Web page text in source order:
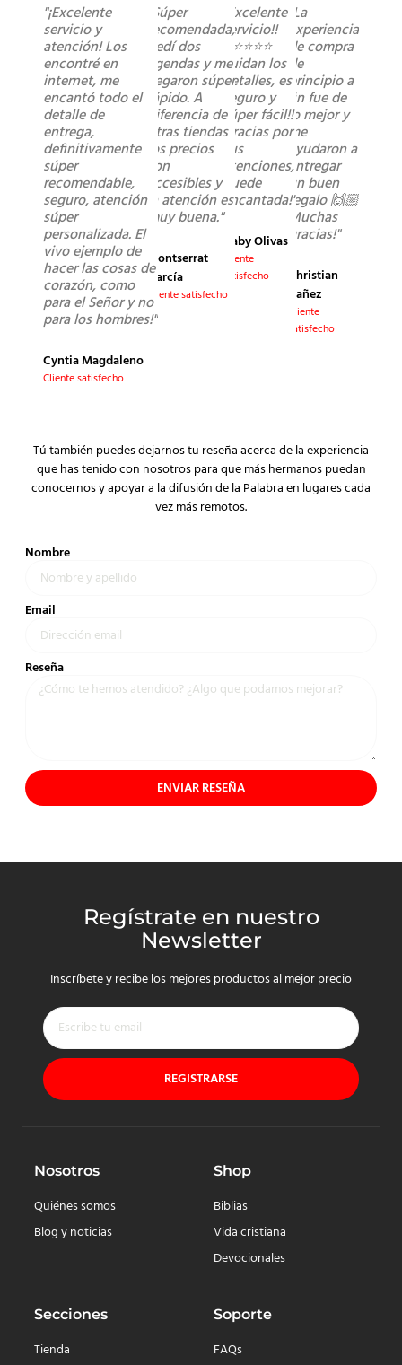
"¡Excelente
servicio y
atención! Los
encontré en
internet, me
encantó todo el
detalle de
entrega,
definitivamente
súper
recomendable,
seguro, atención
súper
personalizada. El
vivo ejemplo de
hacer las cosas de
corazón, como
para el Señor y no
para los hombres!"
Cyntia Magdaleno
Cliente satisfecho
"Súper
recomendada,
pedí dos
agendas y me
llegaron súper
rápido. A
diferencia de
otras tiendas
los precios
son
accesibles y
la atención es
muy buena."
Montserrat
García
Cliente satisfecho
"Excelente
servicio!!
⭐️⭐️⭐️⭐️⭐️
cuidan los
detalles, es
seguro y
súper fácil!!
Gracias por
sus
atenciones,
quede
encantada!"
Gaby Olivas
Cliente
satisfecho
"La
experiencia
de compra
de
principio a
fin fue de
lo mejor y
me
ayudaron a
entregar
un buen
regalo 🙌🏼
Muchas
gracias!"
Christian
Yañez
Cliente
satisfecho
Tú también puedes dejarnos tu reseña acerca de la experiencia
que has tenido con nosotros para que más hermanos puedan
conocernos y apoyar a la difusión de la Palabra en lugares cada
vez más remotos.
Nombre
Email
Reseña
ENVIAR RESEÑA
Regístrate en nuestro
Newsletter
Inscríbete y recibe los mejores productos al mejor precio
REGISTRARSE
Nosotros
Quiénes somos
Blog y noticias
Shop
Biblias
Vida cristiana
Devocionales
Secciones
Tienda
Soporte
FAQs